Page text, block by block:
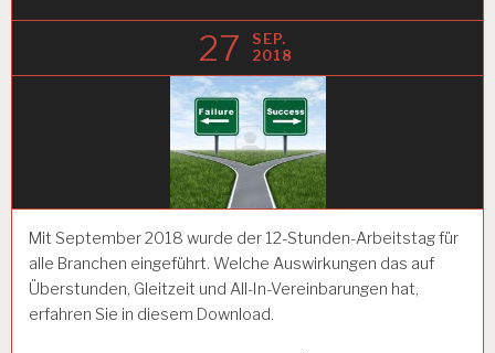
27
SEP.
2018
Mit September 2018 wurde der 12-Stunden-Arbeitstag für
alle Branchen eingeführt. Welche Auswirkungen das auf
Überstunden, Gleitzeit und All-In-Vereinbarungen hat,
erfahren Sie in diesem Download.